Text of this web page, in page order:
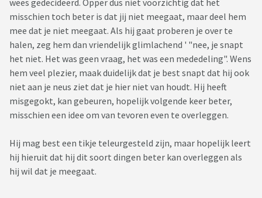
wees gedecideerd. Opper dus niet voorzichtig dat het
misschien toch beter is dat jij niet meegaat, maar deel hem
mee dat je niet meegaat. Als hij gaat proberen je over te
halen, zeg hem dan vriendelijk glimlachend ' "nee, je snapt
het niet. Het was geen vraag, het was een mededeling". Wens
hem veel plezier, maak duidelijk dat je best snapt dat hij ook
niet aan je neus ziet dat je hier niet van houdt. Hij heeft
misgegokt, kan gebeuren, hopelijk volgende keer beter,
misschien een idee om van tevoren even te overleggen.
Hij mag best een tikje teleurgesteld zijn, maar hopelijk leert
hij hieruit dat hij dit soort dingen beter kan overleggen als
hij wil dat je meegaat.